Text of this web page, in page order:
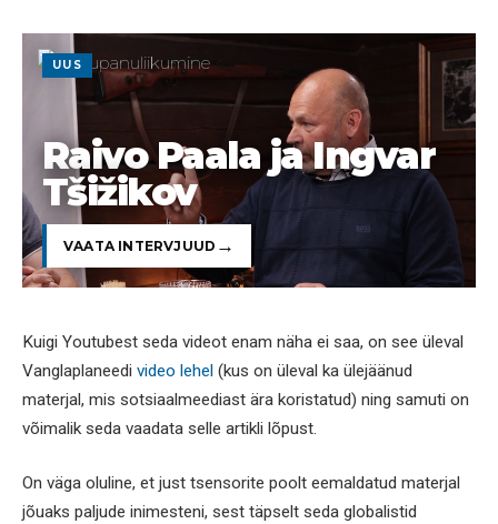
UUS
Raivo Paala ja Ingvar
Tšižikov
VAATA INTERVJUUD
Kuigi Youtubest seda videot enam näha ei saa, on see üleval
Vanglaplaneedi video lehel (kus on üleval ka ülejäänud
materjal, mis sotsiaalmeediast ära koristatud) ning samuti on
võimalik seda vaadata selle artikli lõpust.
On väga oluline, et just tsensorite poolt eemaldatud materjal
jõuaks paljude inimesteni, sest täpselt seda globalistid